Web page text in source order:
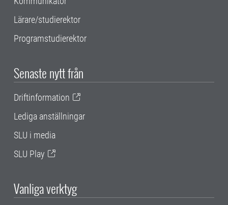
Lärare/studierektor
Programstudierektor
Senaste nytt från
Driftinformation
Lediga anställningar
SLU i media
SLU Play
Vanliga verktyg